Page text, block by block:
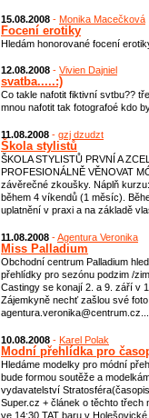
15.08.2008 - Monika Macečková
Focení erotiky
Hledám honorované focení
12.08.2008 - Vivien Dajniel
svatba.....:)
Co takle nafotit fiktivní svtbu??
mnou nafotit tak fotografoé kdo
11.08.2008 - gzj dzudzt
Škola stylistů
ŠKOLA STYLISTŮ PRVNÍ A
PROFESIONÁLNĚ VĚNOVAT
závěrečné zkoušky. Náplň
během 4 víkendů (1 měsíc).
uplatnění v praxi a na základě
11.08.2008 -Agentura Veronika
Miss Palladium
Obchodní centrum Palladium
přehlídky pro sezónu podzim /
Castingy se konají 2. a 9. září v
Zájemkyně nechť zašlou své
agentura.veronika@centrum.cz...
10.08.2008 - Karel Polak
Modní přehlídka pro
Hledáme modelky pro módní
bude formou soutěže a
vydavatelství
Super.cz + článek o těchto třech
ve 14:30 TAT baru v